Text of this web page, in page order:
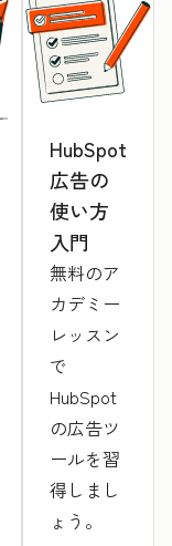
HubSpot
広告の
使い方
入門
無料のア
カデミー
レッスン
で
HubSpot
の広告ツ
ールを習
得しまし
ょう。